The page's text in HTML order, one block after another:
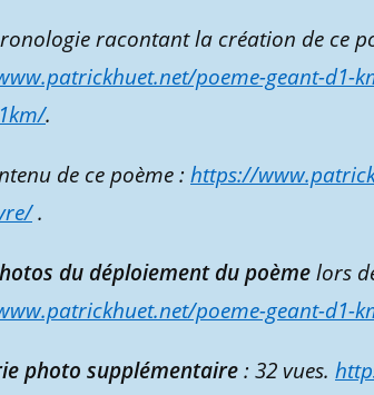
racontant la création de ce
poeme-geant-d1-
.
de ce poème : https://
.
du déploiement du poèmelors
poeme-geant-d1-
photo supplémentaire: 32 vues.